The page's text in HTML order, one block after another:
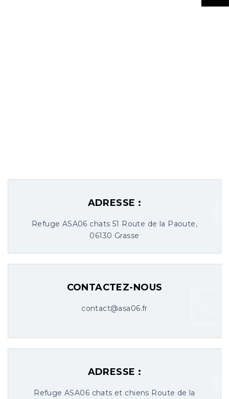
ADRESSE :
Refuge ASA06 chats 51 Route de la Paoute,
06130 Grasse
CONTACTEZ-NOUS
contact@asa06.fr
ADRESSE :
Refuge ASA06 chats et chiens Route de la